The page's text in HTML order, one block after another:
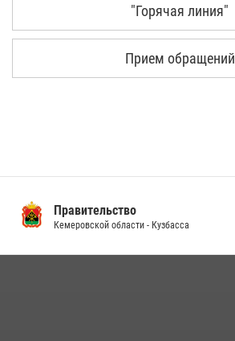
"Горячая линия"
Прием обращений
Правительство
Кемеровской области - Кузбасса